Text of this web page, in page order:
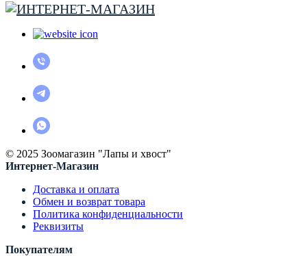
© 2025 Зоомагазин "Лапы и хвост"
Интернет-Магазин
Доставка и оплата
Обмен и возврат товара
Политика конфиденциальности
Реквизиты
Покупателям